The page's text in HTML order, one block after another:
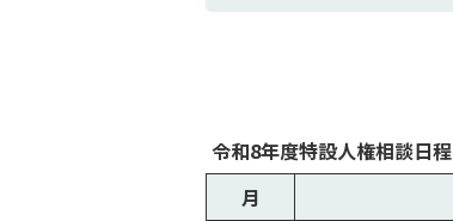
令和8年度特設人権相談日程
月